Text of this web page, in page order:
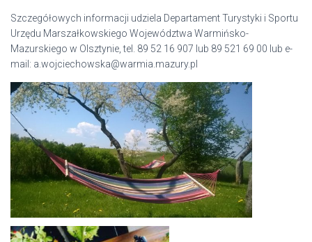
Szczegółowych informacji udziela Departament Turystyki i Sportu
Urzędu Marszałkowskiego Województwa Warmińsko-
Mazurskiego w Olsztynie, tel. 89 52 16 907 lub 89 521 69 00 lub e-
mail: a.wojciechowska@warmia.mazury.pl